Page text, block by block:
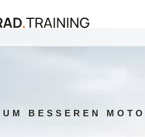
BESSEREN